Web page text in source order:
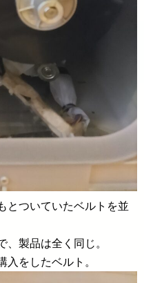
とついていたベルトを並
製品は全く同じ。
入をしたベルト。